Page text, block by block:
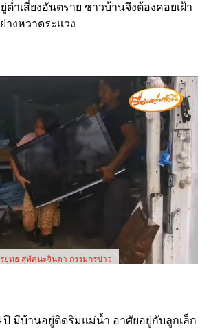
ต่ำเสี่ยงอันตราย ชาวบ้านจึงต้องคอยเฝ้า
างหวาดระแวง
ยุทธ สุทัศนะจินดา กรรมกรข่าว
ปี มีบ้านอยู่ติดริมแม่น้ำ อาศัยอยู่กับลูกเล็ก